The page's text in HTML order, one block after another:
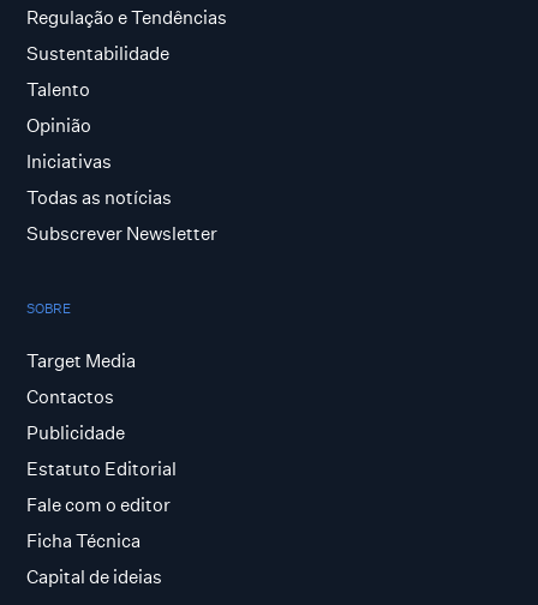
Regulação e Tendências
Sustentabilidade
Talento
Opinião
Iniciativas
Todas as notícias
Subscrever Newsletter
SOBRE
Target Media
Contactos
Publicidade
Estatuto Editorial
Fale com o editor
Ficha Técnica
Capital de ideias